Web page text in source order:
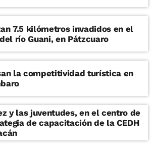
7.5 kilómetros invadidos en el
río Guani, en Pátzcuaro
la competitividad turística en
y las juventudes, en el centro de
de capacitación de la CEDH